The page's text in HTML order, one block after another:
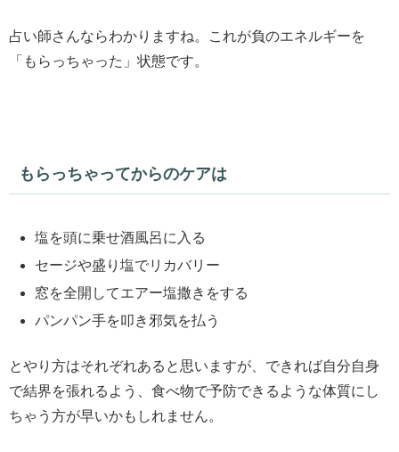
占い師さんならわかりますね。これが負のエネルギーを
「もらっちゃった」状態です。
もらっちゃってからのケアは
塩を頭に乗せ酒風呂に入る
セージや盛り塩でリカバリー
窓を全開してエアー塩撒きをする
パンパン手を叩き邪気を払う
とやり方はそれぞれあると思いますが、できれば自分自身
で結界を張れるよう、食べ物で予防できるような体質にし
ちゃう方が早いかもしれません。